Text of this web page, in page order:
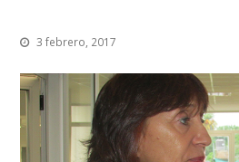
3 febrero, 2017